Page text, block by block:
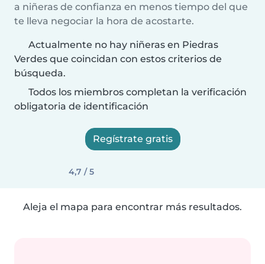
a niñeras de confianza en menos tiempo del que
te lleva negociar la hora de acostarte.
Actualmente no hay niñeras en Piedras
Verdes que coincidan con estos criterios de
búsqueda.
Todos los miembros completan la verificación
obligatoria de identificación
Regístrate gratis
4,7 / 5
Aleja el mapa para encontrar más resultados.